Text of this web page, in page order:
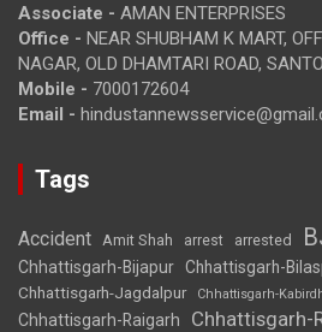
Associate - AMAN ENTERPRISES
Office - NEAR SHUBHAM K MART,
NAGAR, OLD DHAMTARI ROAD,
Mobile - 7000172604
Email -
Tags
Accident Amit Shah arrest arrested
Chhattisgarh-Bijapur Chhattisgarh-
Chhattisgarh-Jagdalpur Chhattisgarh-
Chhattisgarh-Raigarh Chhattisgarh-